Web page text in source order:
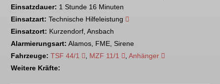
Einsatzdauer: 1 Stunde 16 Minuten
Einsatzart: Technische Hilfeleistung
Einsatzort: Kurzendorf, Ansbach
Alarmierungsart: Alamos, FME, Sirene
Fahrzeuge: TSF 44/1 MZF 11/1 ,Anhänger
Weitere Kräfte: